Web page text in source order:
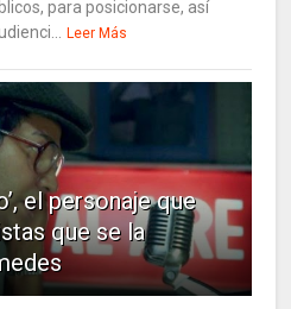
para posicionarse, así
Leer Más
el personaje que
que se la